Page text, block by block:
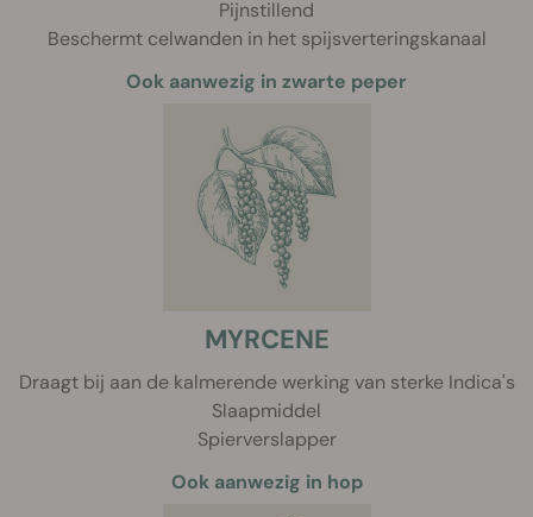
Pijnstillend
Beschermt celwanden in het spijsverteringskanaal
Ook aanwezig in zwarte peper
MYRCENE
Draagt bij aan de kalmerende werking van sterke Indica's
Slaapmiddel
Spierverslapper
Ook aanwezig in hop